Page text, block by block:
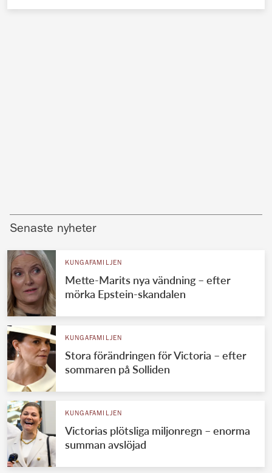
Senaste nyheter
KUNGAFAMILJEN
Mette-Marits nya vändning – efter
mörka Epstein-skandalen
KUNGAFAMILJEN
Stora förändringen för Victoria – efter
sommaren på Solliden
KUNGAFAMILJEN
Victorias plötsliga miljonregn – enorma
summan avslöjad